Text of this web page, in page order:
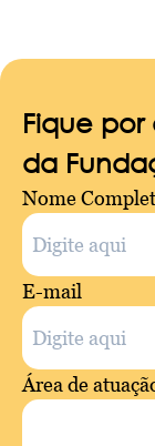
Fique
da
Nome
E-mail
Área de